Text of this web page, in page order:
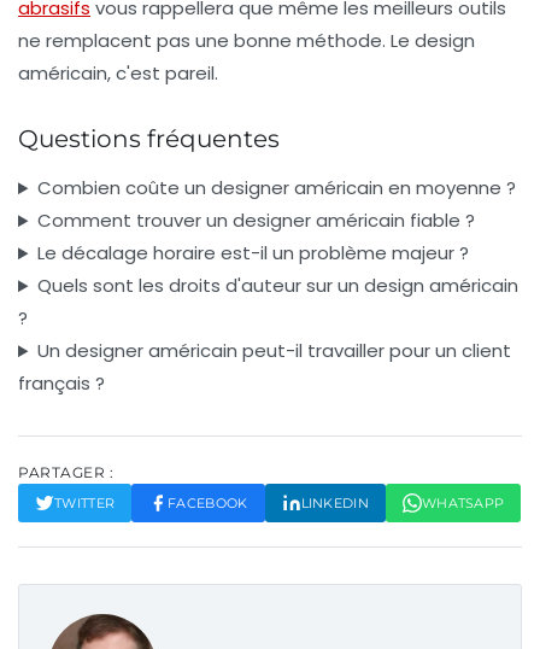
abrasifs vous rappellera que même les meilleurs outils
ne remplacent pas une bonne méthode. Le design
américain, c'est pareil.
Questions fréquentes
Combien coûte un designer américain en moyenne ?
Comment trouver un designer américain fiable ?
Le décalage horaire est-il un problème majeur ?
Quels sont les droits d'auteur sur un design américain
?
Un designer américain peut-il travailler pour un client
français ?
PARTAGER :
TWITTER FACEBOOK LINKEDIN WHATSAPP